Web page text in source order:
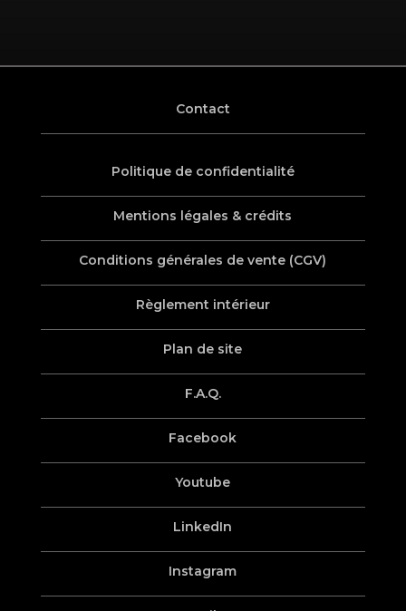
Contact
Politique de confidentialité
Mentions légales & crédits
Conditions générales de vente (CGV)
Règlement intérieur
Plan de site
F.A.Q.
Facebook
Youtube
LinkedIn
Instagram